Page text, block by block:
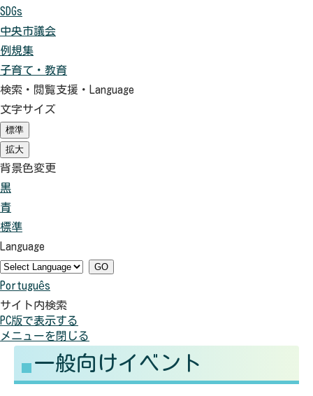
SDGs
中央市議会
例規集
子育て・教育
検索・閲覧支援・
Language
文字サイズ
標準
期
状
態）
拡大
期
状
背景色変更
黒
色
を
黒
色
に
す
る
青
景
色
を
青
色
に
す
る
標準
景
色
を
元
に
戻
す
Language
GO
Português
サイト内検索
PC版で表示する
メニューを閉じる
一般向けイベント